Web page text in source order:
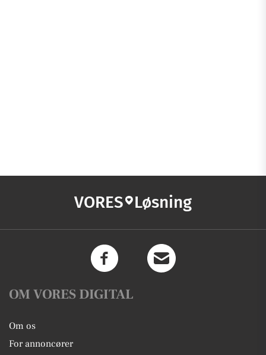
VORES Løsning
OM VORES DIGITAL
Om os
For annoncører